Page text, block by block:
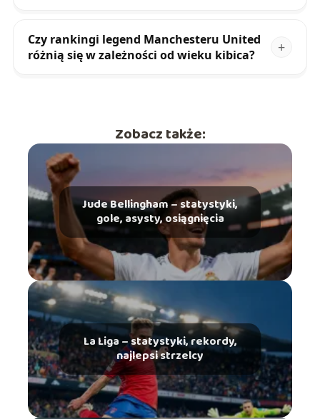
Czy rankingi legend Manchesteru United
różnią się w zależności od wieku kibica?
Zobacz także:
Jude Bellingham – statystyki,
gole, asysty, osiągnięcia
La Liga – statystyki, rekordy,
najlepsi strzelcy